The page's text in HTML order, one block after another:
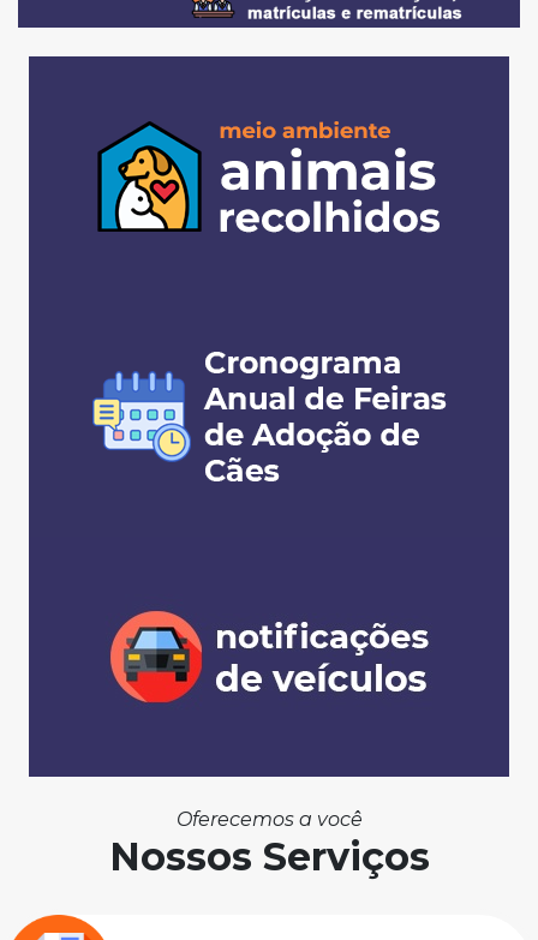
Oferecemos a você
Nossos Serviços